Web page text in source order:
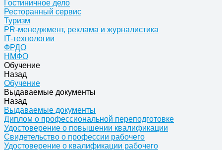
Гостиничное дело
Ресторанный сервис
Туризм
PR-менеджмент, реклама и журналистика
IT-технологии
ФРДО
НМФО
Обучение
Назад
Обучение
Выдаваемые документы
Назад
Выдаваемые документы
Диплом о профессиональной переподготовке
Удостоверение о повышении квалификации
Свидетельство о профессии рабочего
Удостоверение о квалификации рабочего